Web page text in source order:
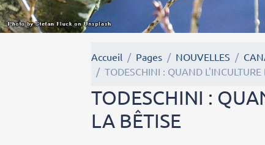
Accueil Pages NOUVELLES
TODESCHINI : QUAND L'INCULTURE
TODESCHINI :
LA BÊTISE